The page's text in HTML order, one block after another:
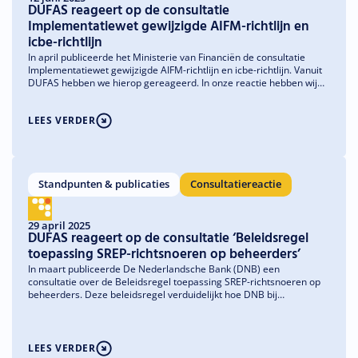
DUFAS reageert op de consultatie
Implementatiewet gewijzigde AIFM-richtlijn en
icbe-richtlijn
In april publiceerde het Ministerie van Financiën de consultatie
Implementatiewet gewijzigde AIFM-richtlijn en icbe-richtlijn. Vanuit
DUFAS hebben we hierop gereageerd. In onze reactie hebben wij
sluiten op de tekst van de Europese richtlijnen, het bestaande
LEES VERDER
Standpunten & publicaties Consultatiereactie
29 april 2025
DUFAS reageert op de consultatie ‘Beleidsregel
toepassing SREP-richtsnoeren op beheerders’
In maart publiceerde De Nederlandsche Bank (DNB) een
consultatie over de Beleidsregel toepassing SREP-richtsnoeren op
beheerders. Deze beleidsregel verduidelijkt hoe DNB bij
beleggingsinstellingen die MiFID-diensten verlenen onder het
LEES VERDER